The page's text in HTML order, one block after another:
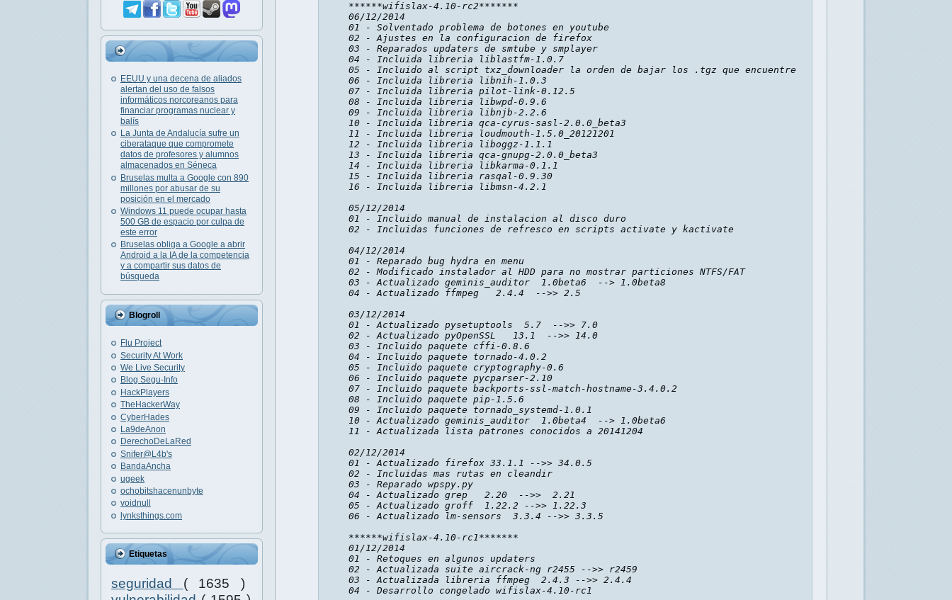
EEUU y una decena de aliados
alertan del uso de falsos
informáticos norcoreanos para
financiar programas nuclear y
balís
La Junta de Andalucía sufre un
ciberataque que compromete
datos de profesores y alumnos
almacenados en Séneca
Bruselas multa a Google con 890
millones por abusar de su
posición en el mercado
Windows 11 puede ocupar hasta
500 GB de espacio por culpa de
este error
Bruselas obliga a Google a abrir
Android a la IA de la competencia
y a compartir sus datos de
búsqueda
Blogroll
Flu Project
Security At Work
We Live Security
Blog Segu-Info
HackPlayers
TheHackerWay
CyberHades
La9deAnon
DerechoDeLaRed
Snifer@L4b's
BandaAncha
ugeek
ochobitshacenunbyte
voidnull
lynksthings.com
Etiquetas
seguridad ( 1635 )
******wifislax-4.10-rc2*******
06/12/2014
01 - Solventado problema de botones en youtube
02 - Ajustes en la configuracion de firefox
03 - Reparados updaters de smtube y smplayer
04 - Incluida libreria liblastfm-1.0.7
05 - Incluido al script txz_downloader la orden de bajar los .tgz que encuentre
06 - Incluida libreria libnih-1.0.3
07 - Incluida libreria pilot-link-0.12.5
08 - Incluida libreria libwpd-0.9.6
09 - Incluida libreria libnjb-2.2.6
10 - Incluida libreria qca-cyrus-sasl-2.0.0_beta3
11 - Incluida libreria loudmouth-1.5.0_20121201
12 - Incluida libreria liboggz-1.1.1
13 - Incluida libreria qca-gnupg-2.0.0_beta3
14 - Incluida libreria libkarma-0.1.1
15 - Incluida libreria rasqal-0.9.30
16 - Incluida libreria libmsn-4.2.1
05/12/2014
01 - Incluido manual de instalacion al disco duro
02 - Incluidas funciones de refresco en scripts activate y kactivate
04/12/2014
01 - Reparado bug hydra en menu
02 - Modificado instalador al HDD para no mostrar particiones NTFS/FAT
03 - Actualizado geminis_auditor  1.0beta6  --> 1.0beta8
04 - Actualizado ffmpeg   2.4.4  -->> 2.5
03/12/2014
01 - Actualizado pysetuptools  5.7  -->> 7.0
02 - Actualizado pyOpenSSL   13.1  -->> 14.0
03 - Incluido paquete cffi-0.8.6
04 - Incluido paquete tornado-4.0.2
05 - Incluido paquete cryptography-0.6
06 - Incluido paquete pycparser-2.10
07 - Incluido paquete backports-ssl-match-hostname-3.4.0.2
08 - Incluido paquete pip-1.5.6
09 - Incluido paquete tornado_systemd-1.0.1
10 - Actualizado geminis_auditor  1.0beta4  --> 1.0beta6
11 - Actualizada lista patrones conocidos a 20141204
02/12/2014
01 - Actualizado firefox 33.1.1 -->> 34.0.5
02 - Incluidas mas rutas en cleandir
03 - Reparado wpspy.py
04 - Actualizado grep   2.20  -->>  2.21
05 - Actualizado groff  1.22.2 -->> 1.22.3
06 - Actualizado lm-sensors  3.3.4 -->> 3.3.5
******wifislax-4.10-rc1*******
01/12/2014
01 - Retoques en algunos updaters
02 - Actualizada suite aircrack-ng r2455 -->> r2459
03 - Actualizada libreria ffmpeg  2.4.3 -->> 2.4.4
04 - Desarrollo congelado wifislax-4.10-rc1